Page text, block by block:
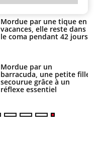
Mordue par une tique en
vacances, elle reste dans
le coma pendant 42 jours
Mordue par un
barracuda, une petite fille
secourue grâce à un
réflexe essentiel